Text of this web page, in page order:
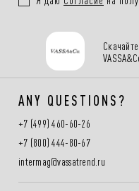
ANY QUESTIONS?
+7 (499) 460-60-26
+7 (800) 444-80-67
intermag@vassatrend.ru